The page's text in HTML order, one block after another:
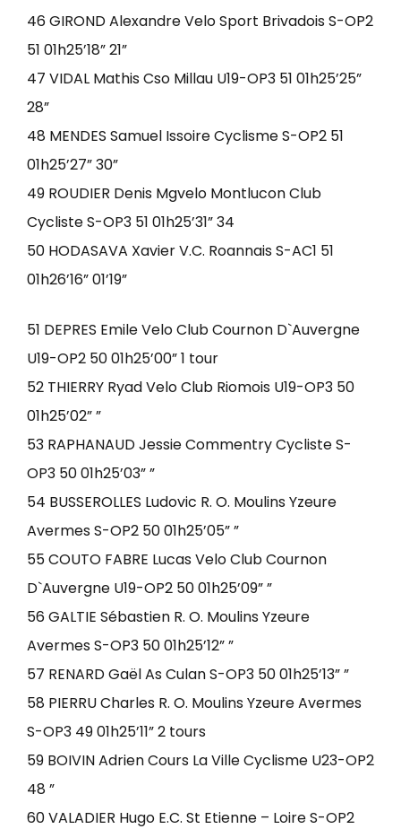
46 GIROND Alexandre Velo Sport Brivadois S-OP2
51 01h25’18” 21”
47 VIDAL Mathis Cso Millau U19-OP3 51 01h25’25”
28”
48 MENDES Samuel Issoire Cyclisme S-OP2 51
01h25’27” 30”
49 ROUDIER Denis Mgvelo Montlucon Club
Cycliste S-OP3 51 01h25’31” 34
50 HODASAVA Xavier V.C. Roannais S-AC1 51
01h26’16” 01’19”
51 DEPRES Emile Velo Club Cournon D`Auvergne
U19-OP2 50 01h25’00” 1 tour
52 THIERRY Ryad Velo Club Riomois U19-OP3 50
01h25’02” ”
53 RAPHANAUD Jessie Commentry Cycliste S-
OP3 50 01h25’03” ”
54 BUSSEROLLES Ludovic R. O. Moulins Yzeure
Avermes S-OP2 50 01h25’05” ”
55 COUTO FABRE Lucas Velo Club Cournon
D`Auvergne U19-OP2 50 01h25’09” ”
56 GALTIE Sébastien R. O. Moulins Yzeure
Avermes S-OP3 50 01h25’12” ”
57 RENARD Gaël As Culan S-OP3 50 01h25’13” ”
58 PIERRU Charles R. O. Moulins Yzeure Avermes
S-OP3 49 01h25’11” 2 tours
59 BOIVIN Adrien Cours La Ville Cyclisme U23-OP2
48 ”
60 VALADIER Hugo E.C. St Etienne – Loire S-OP2